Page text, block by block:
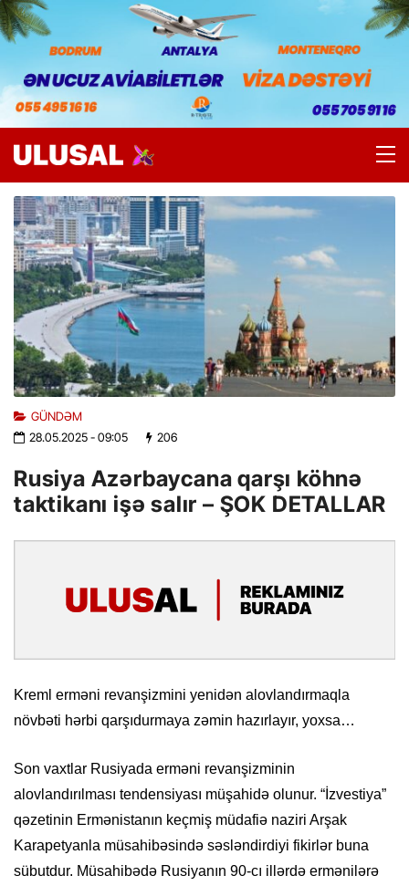
GÜNDƏM
28.05.2025- 09:05 206
Rusiya Azərbaycana qarşı köhnə
taktikanı işə salır – ŞOK DETALLAR
Kreml erməni revanşizmini yenidən alovlandırmaqla
növbəti hərbi qarşıdurmaya zəmin hazırlayır, yoxsa…
Son vaxtlar Rusiyada erməni revanşizminin
alovlandırılması tendensiyası müşahidə olunur. “İzvestiya”
qəzetinin Ermənistanın keçmiş müdafiə naziri Arşak
Karapetyanla müsahibəsində səsləndirdiyi fikirlər buna
sübutdur. Müsahibədə Rusiyanın 90-cı illərdə ermənilərə